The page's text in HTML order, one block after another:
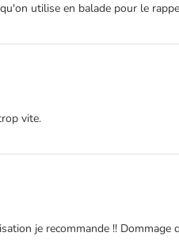
utilise en balade pour le
vite.
je recommande !! Dommage